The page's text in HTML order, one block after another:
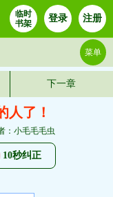
临时
书架
登录 注册
菜单
下一章
人了！
：小毛毛毛虫
10秒纠正